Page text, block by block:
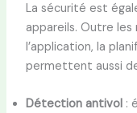
La sécurité est
appareils. Outre
l’application, la
permettent aussi
Détection antivol: